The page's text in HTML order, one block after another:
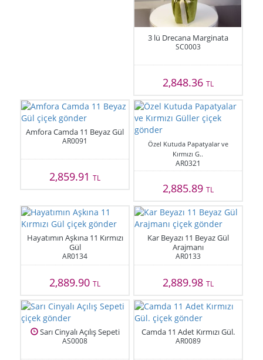
3 lü Drecana Marginata
SC0003
2,848.36 TL
Amfora Camda 11 Beyaz Gül
AR0091
2,859.91TL
Özel Kutuda Papatyalar ve
Kırmızı G..
AR0321
2,885.89 TL
Hayatımın Aşkına 11 Kırmızı
Gül
AR0134
2,889.90TL
Kar Beyazı 11 Beyaz Gül
Arajmanı
AR0133
2,889.98 TL
Sarı Cinyalı Açılış Sepeti
AS0008
Camda 11 Adet Kırmızı Gül.
AR0089